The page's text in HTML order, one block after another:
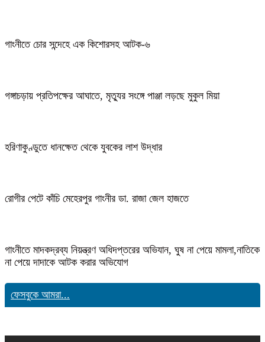
গাংনীতে চোর সন্দেহে এক কিশোরসহ আটক-৬
গঙ্গাচড়ায় প্রতিপক্ষের আঘাতে, মৃত্যুর সংঙ্গে পাঞ্জা লড়ছে মুকুল মিয়া
হরিণাকুণ্ডুতে ধানক্ষেত থেকে যুবকের লাশ উদ্ধার
রোগীর পেটে কাঁচি মেহেরপুর গাংনীর ডা. রাজা জেল হাজতে
গাংনীতে মাদকদ্রব্য নিয়ন্ত্রণ অধিদপ্তরের অভিযান, ঘুষ না পেয়ে মামলা,নাতিকে
না পেয়ে দাদাকে আটক করার অভিযোগ
ফেসবুকে আমরা...